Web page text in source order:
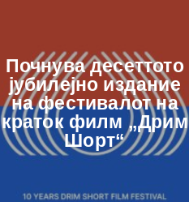
Почнува десеттото
јубилејно издание
на фестивалот на
краток филм „Дрим
Шорт“